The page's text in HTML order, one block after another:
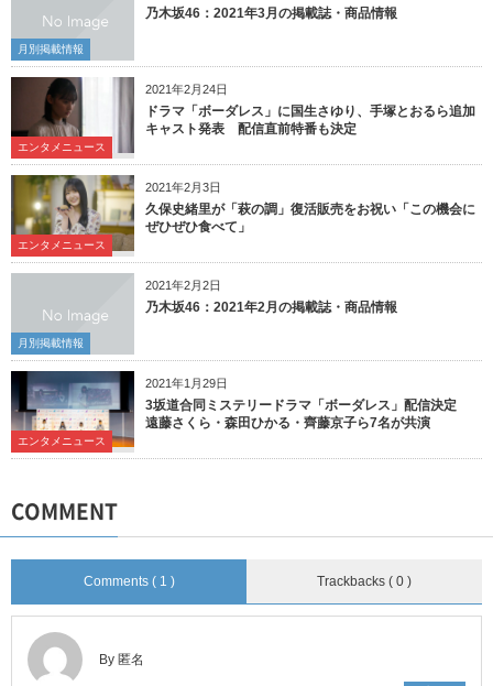
月別掲載情報
乃木坂46：2021年3月の掲載誌・商品情報
2021年2月24日
エンタメニュース
ドラマ「ボーダレス」に国生さゆり、手塚とおるら追加
キャスト発表 配信直前特番も決定
2021年2月3日
エンタメニュース
久保史緒里が「萩の調」復活販売をお祝い「この機会に
ぜひぜひ食べて」
2021年2月2日
月別掲載情報
乃木坂46：2021年2月の掲載誌・商品情報
2021年1月29日
エンタメニュース
3坂道合同ミステリードラマ「ボーダレス」配信決定
遠藤さくら・森田ひかる・齊藤京子ら7名が共演
COMMENT
Comments ( 1 ) Trackbacks ( 0 )
By 匿名